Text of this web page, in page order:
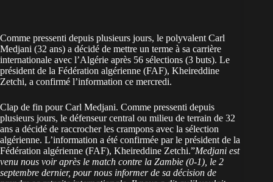
Comme pressenti depuis plusieurs jours, le polyvalent Carl
Medjani (32 ans) a décidé de mettre un terme à sa carrière
internationale avec l’Algérie après 56 sélections (3 buts). Le
président de la Fédération algérienne (FAF), Kheireddine
Zetchi, a confirmé l’information ce mercredi.
Clap de fin pour Carl Medjani. Comme pressenti depuis
plusieurs jours, le défenseur central ou milieu de terrain de 32
ans a décidé de raccrocher les crampons avec la sélection
algérienne. L’information a été confirmée par le président de la
Fédération algérienne (FAF), Kheireddine Zetchi.”Medjani est
venu nous voir après le match contre la Zambie (0-1), le 2
septembre dernier, pour nous informer de sa décision de